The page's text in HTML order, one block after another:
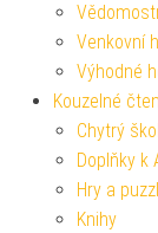
Venkovní
Výhodné
Kouzelné
Chytrý
Doplňky k
Hry a
Knihy